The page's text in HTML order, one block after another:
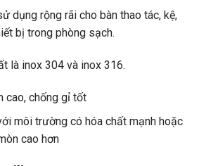
dụng rộng rãi cho bàn thao tác, kệ,
bị trong phòng sạch.
là inox 304 và inox 316.
cao, chống gỉ tốt
môi trường có hóa chất mạnh hoặc
cao hơn